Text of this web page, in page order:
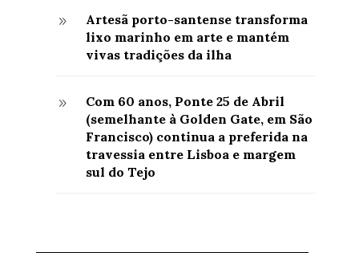
9
Artesã porto-santense transforma
lixo marinho em arte e mantém
vivas tradições da ilha
9
Com 60 anos, Ponte 25 de Abril
(semelhante à Golden Gate, em São
Francisco) continua a preferida na
travessia entre Lisboa e margem
sul do Tejo